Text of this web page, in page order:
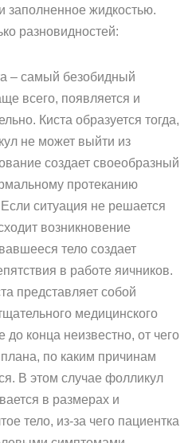
заполненное жидкостью.
разновидностей:
– самый безобидный
всего, появляется и
Киста образуется тогда,
не может выйти из
создает своеобразный
протеканию
ситуация не решается
возникновение
тело создает
в работе яичников.
представляет собой
медицинского
до конца неизвестно, от чего
плана, по каким причинам
В этом случае фолликул
в размерах и
тело, из-за чего пациентка